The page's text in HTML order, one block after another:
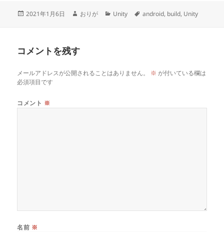
投
2021年1月6日
作
おりが
カ
Unity
タ
android, build, Unity
コメントを残す
メールアドレスが公開されることはありません。 ※ が付いている欄は
必須項目です
コメント ※
名前 ※